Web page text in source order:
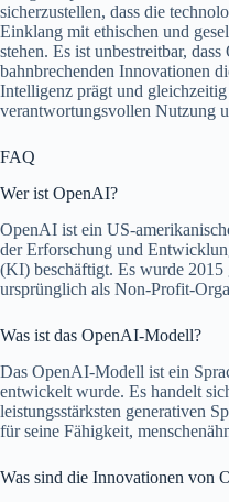
sicherzustellen, dass die
Einklang mit ethischen und
stehen. Es ist unbestreitbar,
bahnbrechenden Innovationen
Intelligenz prägt und
verantwortungsvollen Nutzung
FAQ
Wer ist OpenAI?
OpenAI ist ein US-
der Erforschung und
(KI) beschäftigt. Es wurde 2015
ursprünglich als Non-Profit-
Was ist das OpenAI-Modell?
Das OpenAI-Modell ist ein
entwickelt wurde. Es handelt
leistungsstärksten generativen
für seine Fähigkeit,
Was sind die Innovationen von